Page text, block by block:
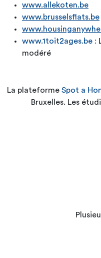
www.allekoten.be
www.brusselsflats.be
www.1toit2ages.be :
modéré
La plateforme Spot a
Bruxelles. Les